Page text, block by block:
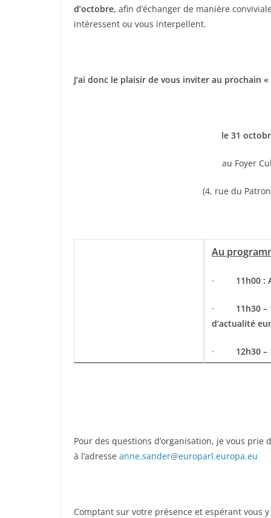
d’octobre, afin d’échanger de manière
intéressent ou vous interpellent.
J’ai donc le plaisir de vous inviter au prochain «
le 31
au Foyer
(4, rue du
Au
· 11h00 :
· 11h30
d’actualité
· 12h30
Pour des questions d’organisation, je vous
à l’adresse anne.sander@europarl.europa.eu
Comptant sur votre présence et espérant vous